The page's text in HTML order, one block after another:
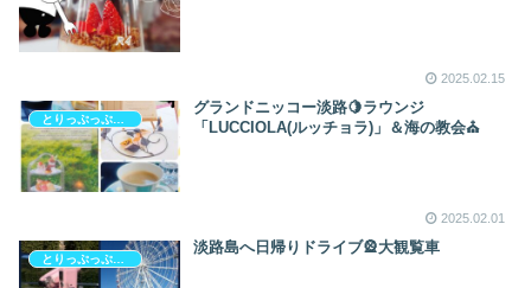
2025.02.15
グランドニッコー淡路🍋ラウンジ
「LUCCIOLA(ルッチョラ)」＆海の教会⛪
2025.02.01
淡路島へ日帰りドライブ🎡大観覧車